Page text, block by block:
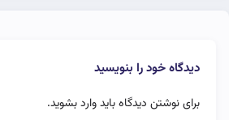
دیدگاه خود را بنویسید
برای نوشتن دیدگاه بایدوارد بشوید.